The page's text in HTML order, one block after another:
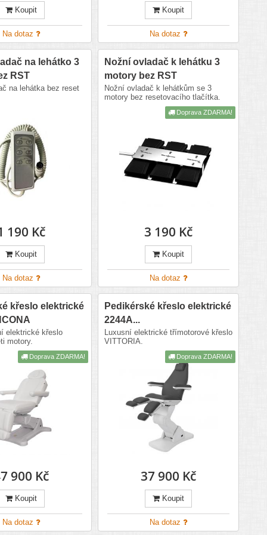
Koupit
Na dotaz
Koupit
Na dotaz
na lehátko 3
RST
na lehátka bez reset
190 Kč
Koupit
Na dotaz
Nožní ovladač k lehátku 3
motory bez RST
Nožní ovladač k lehátkům se 3
motory bez resetovacího tlačítka.
3 190 Kč
Doprava ZDARMA!
Koupit
Na dotaz
křeslo elektrické
elektrické křeslo
motory.
900 Kč
Doprava ZDARMA!
Koupit
Na dotaz
Pedikérské křeslo elektrické
2244A...
Luxusní elektrické třímotorové křeslo
VITTORIA.
37 900 Kč
Doprava ZDARMA!
Koupit
Na dotaz